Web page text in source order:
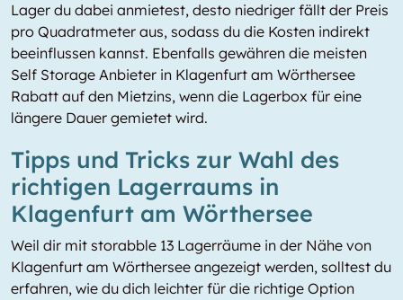
Lager du dabei anmietest, desto niedriger fällt der Preis
pro Quadratmeter aus, sodass du die Kosten indirekt
beeinflussen kannst. Ebenfalls gewähren die meisten
Self Storage Anbieter in Klagenfurt am Wörthersee
Rabatt auf den Mietzins, wenn die Lagerbox für eine
längere Dauer gemietet wird.
Tipps und Tricks zur Wahl des
richtigen Lagerraums in
Klagenfurt am Wörthersee
Weil dir mit storabble 13 Lagerräume in der Nähe von
Klagenfurt am Wörthersee angezeigt werden, solltest du
erfahren, wie du dich leichter für die richtige Option